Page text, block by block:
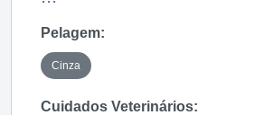
Pelagem:
Cinza
Cuidados Veterinários: